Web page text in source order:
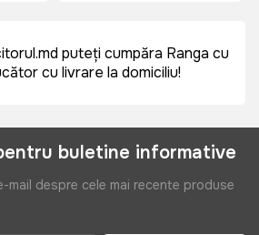
puteți cumpăra Ranga cu
cu livrare la domiciliu!
buletine informative
mail despre cele mai recente produse